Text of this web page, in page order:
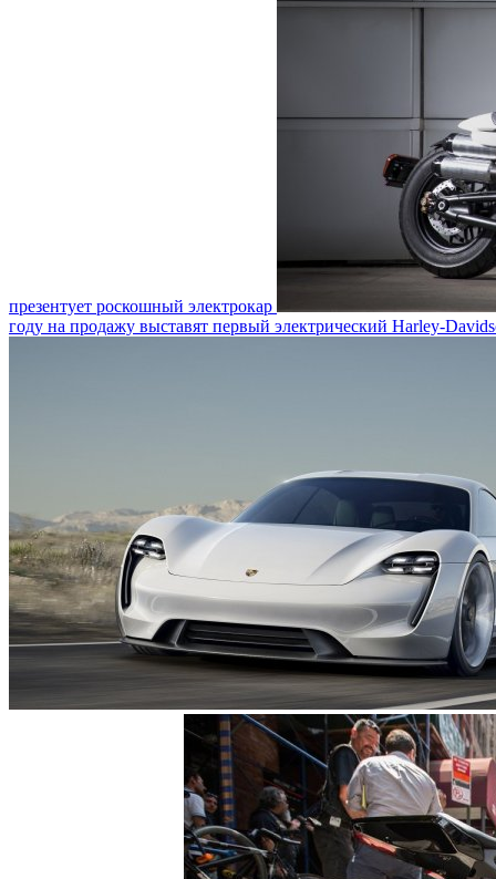
презентует роскошный электрокар
году на продажу выставят первый электрический Harley-